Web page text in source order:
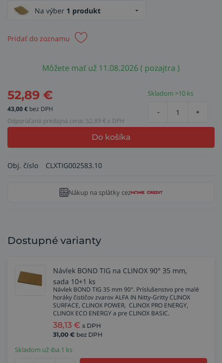
Na výber 1 produkt
Pridať do zoznamu
Môžete mať už 11.08.2026 ( pozajtra )
52,89 €
43,00€ bez DPH
Odporúčaná predajná cena: 52,89 € s DPH
Skladom >10 ks
- +
Do košíka
Obj. číslo CLXTIG002583.10
Nákup na splátky cez
Dostupné varianty
Návlek BOND TIG na CLINOX 90° 35 mm,
sada 10+1 ks
Návlek BOND TIG 35 mm 90°. Príslušenstvo pre malé
horáky čističov zvarov ALFA IN Nitty-Gritty CLINOX
SURFACE, CLINOX POWER, CLINOX PRO ENERGY,
CLINOX ECO ENERGY a pre CLINOX BASIC.
38,13 € s DPH
31,00 € bez DPH
Skladom už iba 1 ks